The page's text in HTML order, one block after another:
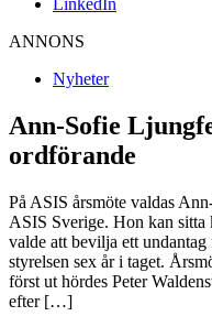
ANNONS
Nyheter
Ann-Sofie
ordförande
På ASIS årsmöte valdas
ASIS Sverige. Hon kan sitta
valde att bevilja ett
styrelsen sex år i taget.
först ut hördes Peter
efter […]